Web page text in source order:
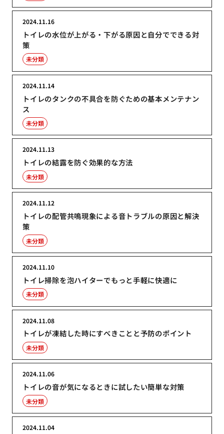
トイレの水位が上がる・下がる原因と自分でできる対
策
2024.11.16
未分類
トイレのタンクの不具合を防ぐための基本メンテナン
ス
2024.11.14
未分類
トイレの結露を防ぐ効果的な方法
2024.11.13
未分類
トイレの配管共鳴現象による音トラブルの原因と解決
策
2024.11.12
未分類
トイレ掃除を泡ハイターでもっと手軽に快適に
2024.11.10
未分類
トイレが凍結した時にすべきことと予防のポイント
2024.11.08
未分類
トイレの音が気になるときに試したい簡単な対策
2024.11.06
未分類
2024.11.04